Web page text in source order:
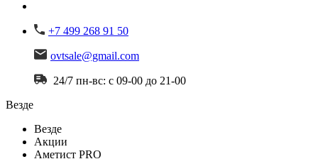
+7 499 268 91 50
ovtsale@gmail.com
24/7 пн-вс: с 09-00 до 21-00
Везде
Везде
Акции
Аметист PRO